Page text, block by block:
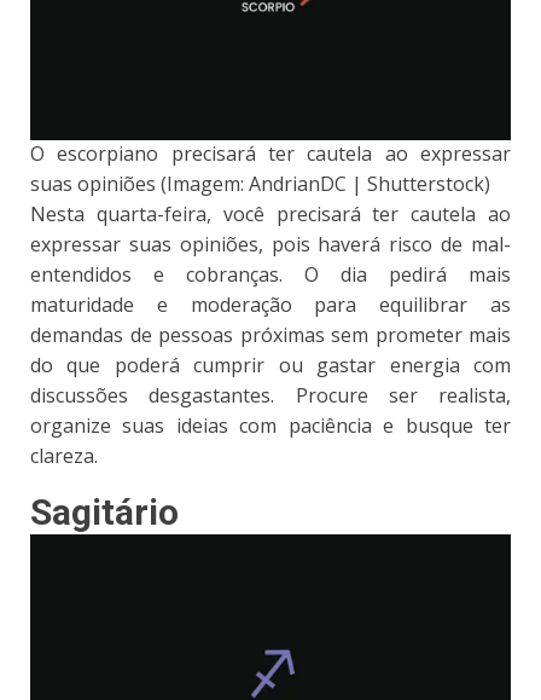
O escorpiano precisará ter cautela ao expressar
suas opiniões (Imagem: AndrianDC | Shutterstock)
Nesta quarta-feira, você precisará ter cautela ao
expressar suas opiniões, pois haverá risco de mal-
entendidos e cobranças. O dia pedirá mais
maturidade e moderação para equilibrar as
demandas de pessoas próximas sem prometer mais
do que poderá cumprir ou gastar energia com
discussões desgastantes. Procure ser realista,
organize suas ideias com paciência e busque ter
clareza.
Sagitário